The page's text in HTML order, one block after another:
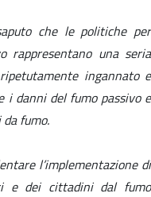
che le politiche per
rappresentano una seria
ingannato e
i danni del fumo passivo e
fumo.
l’implementazione di
e dei cittadini dal fumo